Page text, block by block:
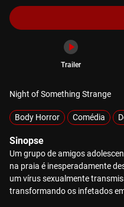
Trailer
Night of Something Strange
Body Horror Comédia
Sinopse
Um grupo de amigos
na praia é inesperadamente
um vírus sexualmente
transformando os infetados